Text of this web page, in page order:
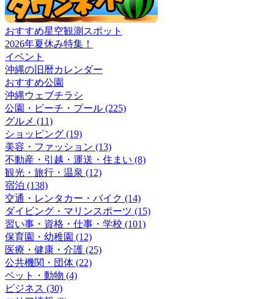
おすすめ星空観測スポット
2026年夏休み特集！
イベント
沖縄の旧暦カレンダー
おすすめ公園
沖縄ウェブチラシ
公園・ビーチ・プール (225)
グルメ (11)
ショッピング (19)
美容・ファッション (13)
不動産・引越・運送・住まい (8)
観光・旅行・温泉 (12)
宿泊 (138)
交通・レンタカー・バイク (14)
ダイビング・マリンスポーツ (15)
習い事・資格・仕事・学校 (101)
保育園・幼稚園 (12)
医療・健康・介護 (25)
公共機関・団体 (22)
ペット・動物 (4)
ビジネス (30)